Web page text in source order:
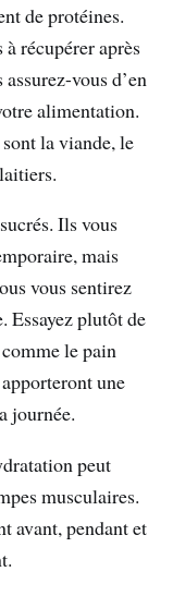
de protéines.
récupérer après
vous d’en
alimentation.
la viande, le
Ils vous
mais
vous sentirez
Essayez plutôt de
le pain
une
journée.
peut
musculaires.
avant, pendant et